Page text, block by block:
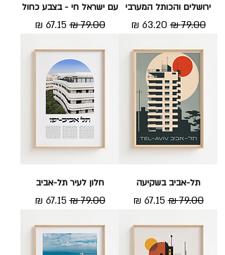
ירושלים והכותל המערבי
מחיר רגיל‏79.00 ‏₪ מחיר מבצע
עם ישראל חי - בצבע כחול
מחיר רגיל‏79.00 ‏₪ מחיר מבצע
תל-אביב בשקיעה
מחיר רגיל‏79.00 ‏₪ מחיר מבצע
חלון לעיר תל-אביב
מחיר רגיל‏79.00 ‏₪ מחיר מבצע